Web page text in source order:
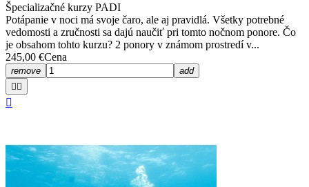
Špecializačné kurzy PADI
Potápanie v noci má svoje čaro, ale aj pravidlá. Všetky potrebné
vedomosti a zručnosti sa dajú naučiť pri tomto nočnom ponore. Čo
je obsahom tohto kurzu? 2 ponory v známom prostredí v...
245,00 €Cena
remove
add
 
